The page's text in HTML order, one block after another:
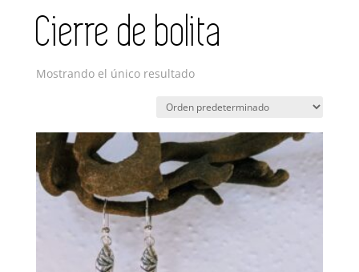
Cierre de bolita
Mostrando el único resultado